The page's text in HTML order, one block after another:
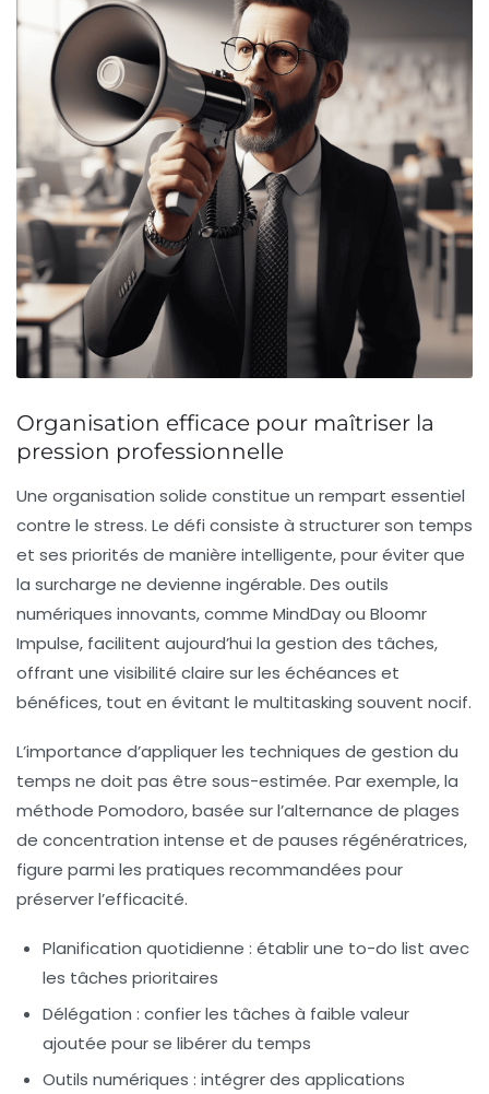
Organisation efficace pour maîtriser la
pression professionnelle
Une organisation solide constitue un rempart essentiel
contre le stress. Le défi consiste à structurer son temps
et ses priorités de manière intelligente, pour éviter que
la surcharge ne devienne ingérable. Des outils
numériques innovants, comme MindDay ou Bloomr
Impulse, facilitent aujourd’hui la gestion des tâches,
offrant une visibilité claire sur les échéances et
bénéfices, tout en évitant le multitasking souvent nocif.
L’importance d’appliquer les techniques de gestion du
temps ne doit pas être sous-estimée. Par exemple, la
méthode Pomodoro, basée sur l’alternance de plages
de concentration intense et de pauses régénératrices,
figure parmi les pratiques recommandées pour
préserver l’efficacité.
Planification quotidienne : établir une to-do list avec
les tâches prioritaires
Délégation : confier les tâches à faible valeur
ajoutée pour se libérer du temps
Outils numériques : intégrer des applications